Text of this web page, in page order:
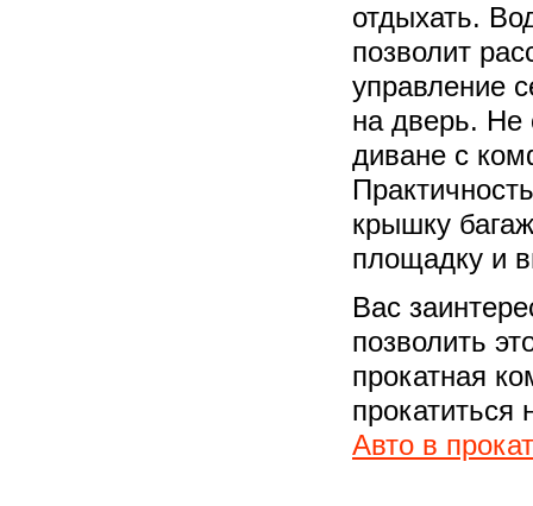
отдыхать.
позволит
управление
на дверь. Не
диване с
крышку
площадку и
Вас
позволить
прокатная
прокатиться
Авто в прокат